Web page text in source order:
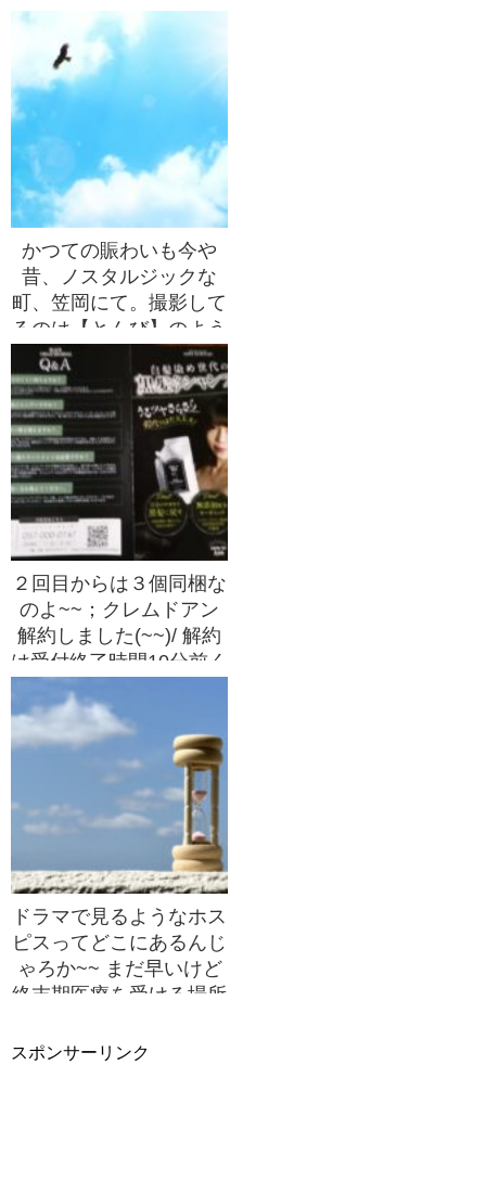
かつての賑わいも今や
昔、ノスタルジックな
町、笠岡にて。撮影して
るのは【とんび】のよう
な気がする~~【親は子
を育て、子は親を育て
る】♡
２回目からは３個同梱な
のよ~~；クレムドアン
解約しました(~~)/ 解約
は受付終了時間10分前く
らいに電話でしてみたん
よ♪ほんと定期購入の初
回限定価格やお試し価格
には気を付けようね
~~；
ドラマで見るようなホス
ピスってどこにあるんじ
ゃろか~~ まだ早いけど
終末期医療を受ける場所
です。骨転移を考慮して
スポンサーリンク